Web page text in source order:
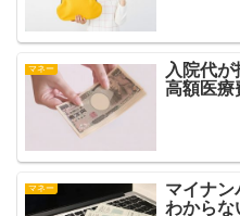
マネー
入院代
高額医療
マネー
マイナン
わからな